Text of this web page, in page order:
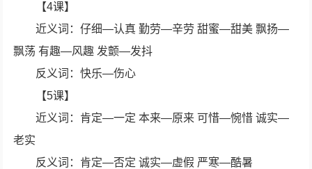
【4课】
近义词：仔细—认真 勤劳—辛劳 甜蜜—甜美 飘扬—
飘荡 有趣—风趣 发颤—发抖
反义词：快乐—伤心
【5课】
近义词：肯定—一定 本来—原来 可惜—惋惜 诚实—
老实
反义词：肯定—否定 诚实—虚假 严寒—酷暑